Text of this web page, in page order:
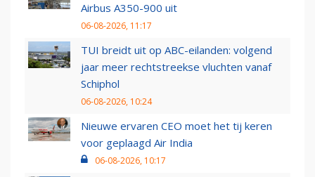
Airbus A350-900 uit
06-08-2026, 11:17
TUI breidt uit op ABC-eilanden: volgend
jaar meer rechtstreekse vluchten vanaf
Schiphol
06-08-2026, 10:24
Nieuwe ervaren CEO moet het tij keren
voor geplaagd Air India
06-08-2026, 10:17